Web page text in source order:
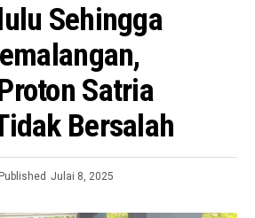
Sehingga
Satria
Bersalah
Published Julai 8, 2025